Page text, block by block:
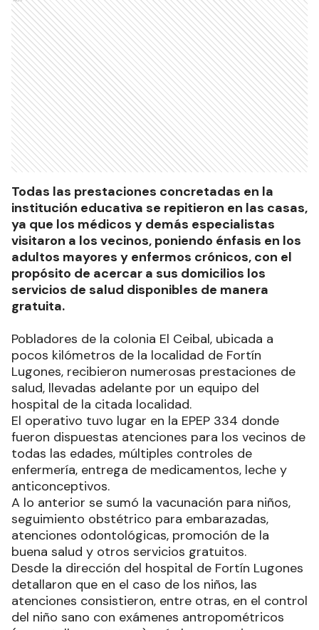
Todas las prestaciones concretadas en la
institución educativa se repitieron en las casas,
ya que los médicos y demás especialistas
visitaron a los vecinos, poniendo énfasis en los
adultos mayores y enfermos crónicos, con el
propósito de acercar a sus domicilios los
servicios de salud disponibles de manera
gratuita.
Pobladores de la colonia El Ceibal, ubicada a
pocos kilómetros de la localidad de Fortín
Lugones, recibieron numerosas prestaciones de
salud, llevadas adelante por un equipo del
hospital de la citada localidad.
El operativo tuvo lugar en la EPEP 334 donde
fueron dispuestas atenciones para los vecinos de
todas las edades, múltiples controles de
enfermería, entrega de medicamentos, leche y
anticonceptivos.
A lo anterior se sumó la vacunación para niños,
seguimiento obstétrico para embarazadas,
atenciones odontológicas, promoción de la
buena salud y otros servicios gratuitos.
Desde la dirección del hospital de Fortín Lugones
detallaron que en el caso de los niños, las
atenciones consistieron, entre otras, en el control
del niño sano con exámenes antropométricos